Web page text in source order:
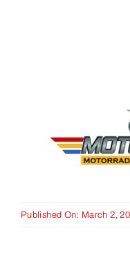
Published On: March 2,